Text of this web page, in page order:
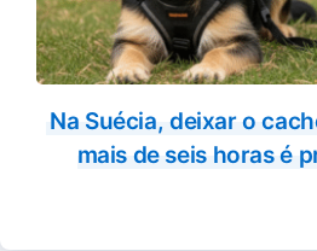
Na Suécia, deixar o
mais de seis horas é